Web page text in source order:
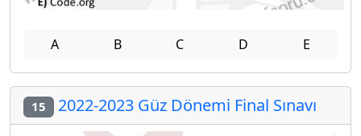
A B C D E
15 2022-2023 Güz Dönemi Final Sınavı